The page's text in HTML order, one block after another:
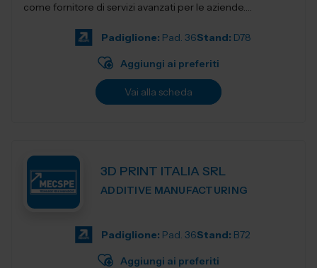
come fornitore di servizi avanzati per le aziende.
Padiglione: Pad. 36Stand: D78
Aggiungi ai preferiti
Vai alla scheda
3D PRINT ITALIA SRL
ADDITIVE MANUFACTURING
Padiglione: Pad. 36Stand: B72
Aggiungi ai preferiti